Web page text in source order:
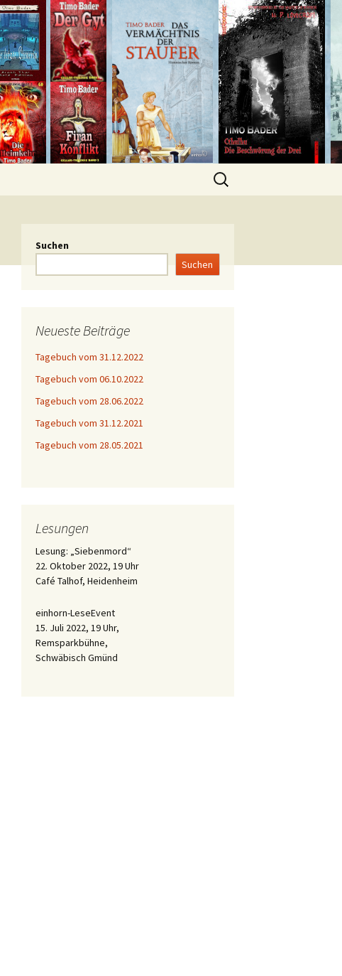
Suchen
Suchen
Neueste Beiträge
Tagebuch vom 31.12.2022
Tagebuch vom 06.10.2022
Tagebuch vom 28.06.2022
Tagebuch vom 31.12.2021
Tagebuch vom 28.05.2021
Lesungen
Lesung: „Siebenmord“
22. Oktober 2022, 19 Uhr
Café Talhof, Heidenheim
einhorn-LeseEvent
15. Juli 2022, 19 Uhr,
Remsparkbühne,
Schwäbisch Gmünd